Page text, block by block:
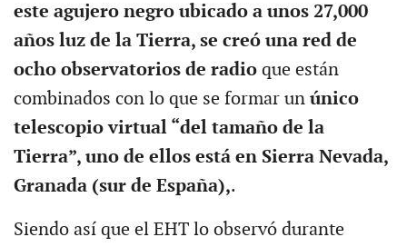
este agujero negro ubicado a unos 27,000
años luz de la Tierra, se creó una red de
ocho observatorios de radioque están
combinados con lo que se formar un único
telescopio virtual “del tamaño de la
Tierra”, uno de ellos está en Sierra Nevada,
Granada (sur de España),.
Siendo así que el EHT lo observó durante